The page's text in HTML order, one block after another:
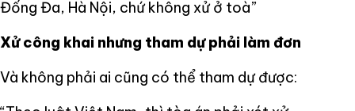
Đống Đa, Hà Nội, chứ không xử ở toà”
Xử công khai nhưng tham dự phải làm đơn
Và không phải ai cũng có thể tham dự được: